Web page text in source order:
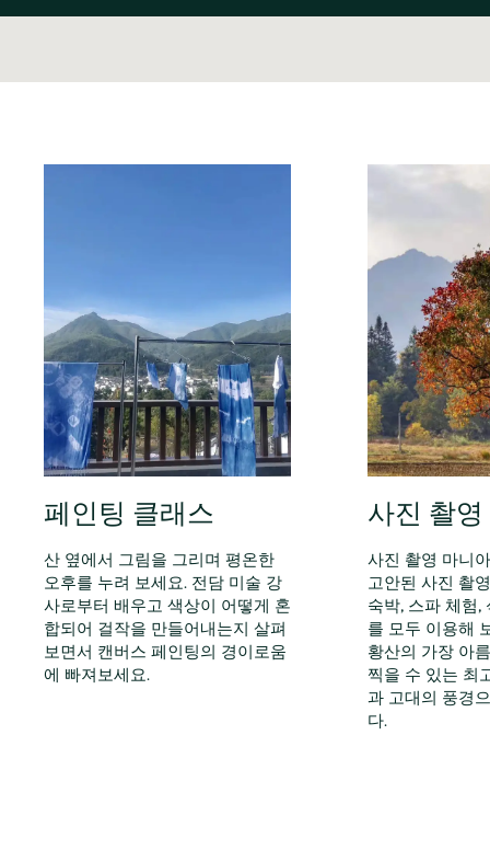
페인팅 클래스
산 옆에서 그림을 그리며 평온한
오후를 누려 보세요. 전담 미술 강
사로부터 배우고 색상이 어떻게 혼
합되어 걸작을 만들어내는지 살펴
보면서 캔버스 페인팅의 경이로움
에 빠져보세요.
사진 촬
사진 촬영 마니
고안된 사진 촬
숙박, 스파 체험,
를 모두 이용해
황산의 가장 아
찍을 수 있는 최
과 고대의 풍경
다.